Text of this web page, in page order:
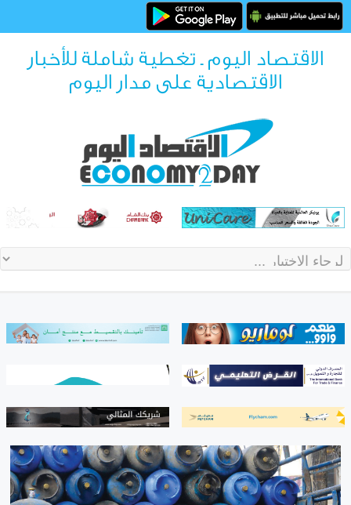
الاقتصاد اليوم ـ تغطية شاملة للأخبار
الاقتصادية على مدار اليوم